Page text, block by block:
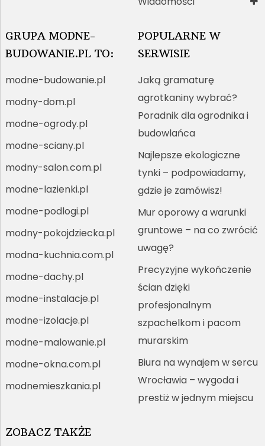
GRUPA MODNE-
BUDOWANIE.PL TO:
modne-budowanie.pl
modny-dom.pl
modne-ogrody.pl
modne-sciany.pl
modny-salon.com.pl
modne-lazienki.pl
modne-podlogi.pl
modny-pokojdziecka.pl
modna-kuchnia.com.pl
modne-dachy.pl
modne-instalacje.pl
modne-izolacje.pl
modne-malowanie.pl
modne-okna.com.pl
modnemieszkania.pl
POPULARNE W
SERWISIE
Jaką gramaturę
agrotkaniny wybrać?
Poradnik dla ogrodnika i
budowlańca
Najlepsze ekologiczne
tynki – podpowiadamy,
gdzie je zamówisz!
Mur oporowy a warunki
gruntowe – na co zwrócić
uwagę?
Precyzyjne wykończenie
ścian dzięki
profesjonalnym
szpachelkom i pacom
murarskim
Biura na wynajem w sercu
Wrocławia – wygoda i
prestiż w jednym miejscu
ZOBACZ TAKŻE